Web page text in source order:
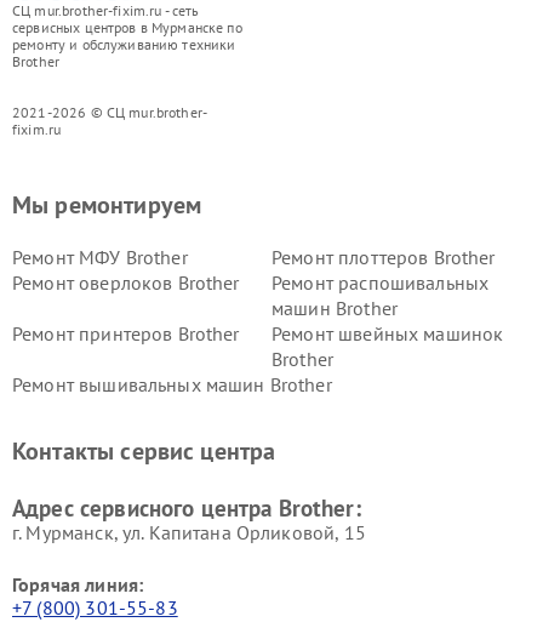
СЦ mur.brother-fixim.ru - сеть
сервисных центров в Мурманске по
ремонту и обслуживанию техники
Brother
2021-2026 © СЦ mur.brother-
fixim.ru
Мы ремонтируем
Ремонт МФУ Brother
Ремонт плоттеров Brother
Ремонт оверлоков Brother
Ремонт распошивальных
машин Brother
Ремонт принтеров Brother
Ремонт швейных машинок
Brother
Ремонт вышивальных машин Brother
Контакты сервис центра
Адрес сервисного центра Brother:
г. Мурманск, ул. Капитана Орликовой, 15
Горячая линия:
+7 (800) 301-55-83